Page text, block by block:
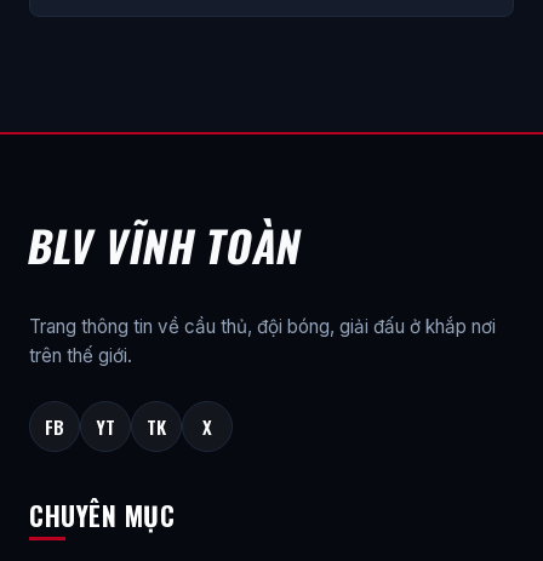
BLV VĨNH TOÀN
Trang thông tin về cầu thủ, đội bóng, giải đấu ở khắp nơi
trên thế giới.
FB YT TK X
CHUYÊN MỤC